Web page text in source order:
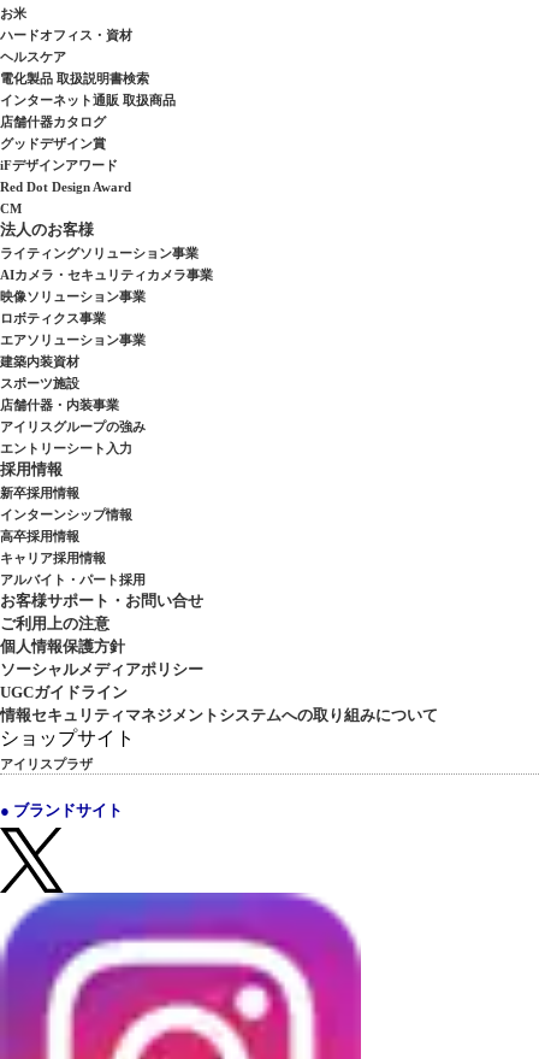
お米
ハードオフィス・資材
ヘルスケア
電化製品 取扱説明書検索
インターネット通販 取扱商品
店舗什器カタログ
グッドデザイン賞
iFデザインアワード
Red Dot Design Award
CM
法人のお客様
ライティングソリューション事業
AIカメラ・セキュリティカメラ事業
映像ソリューション事業
ロボティクス事業
エアソリューション事業
建築内装資材
スポーツ施設
店舗什器・内装事業
アイリスグループの強み
エントリーシート入力
採用情報
新卒採用情報
インターンシップ情報
高卒採用情報
キャリア採用情報
アルバイト・パート採用
お客様サポート・お問い合せ
ご利用上の注意
個人情報保護方針
ソーシャルメディアポリシー
UGCガイドライン
情報セキュリティマネジメントシステムへの取り組みについて
ショップサイト
アイリスプラザ
● ブランドサイト